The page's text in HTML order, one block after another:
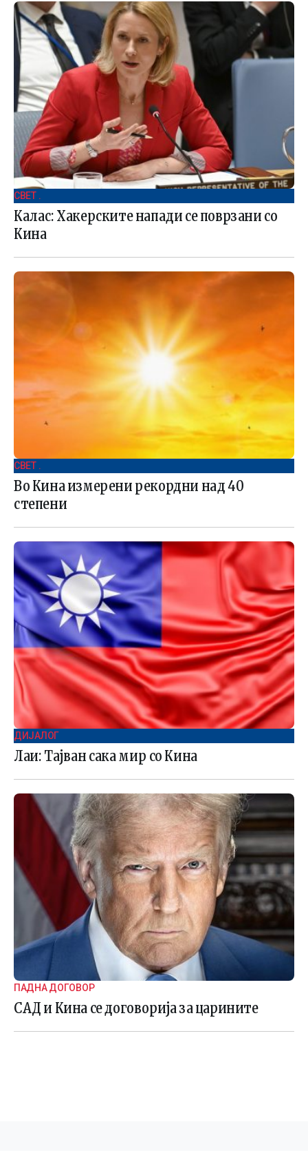
СВЕТ .
Калас: Хакерските напади се поврзани со
Кина
СВЕТ .
Во Кина измерени рекордни над 40
степени
ДИЈАЛОГ
Лаи: Тајван сака мир со Кина
ПАДНА ДОГОВOР
САД и Кина се договорија за царините